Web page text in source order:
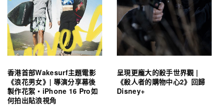
香港首部Wakesurf主題電影
《浪花男女》| 導演分享幕後
製作花絮・iPhone 16 Pro如
何拍出貼浪視角
呈現更龐大的殺手世界觀 |
《殺人者的購物中心2》回歸
Disney+